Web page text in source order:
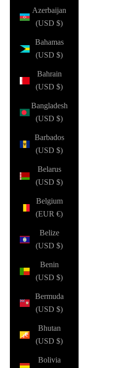
Azerbaijan
(USD $)
Bahamas
(USD $)
Bahrain
(USD $)
Bangladesh
(USD $)
Barbados
(USD $)
Belarus
(USD $)
Belgium
(EUR €)
Belize
(USD $)
Benin
(USD $)
Bermuda
(USD $)
Bhutan
(USD $)
Bolivia